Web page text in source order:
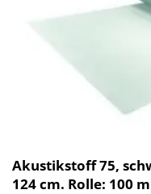
Akustikstoff 75,
124 cm. Rolle: 100